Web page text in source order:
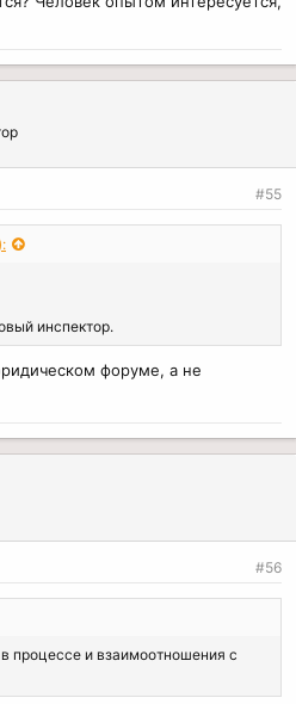
#55
инспектор.
форуме, а не
#56
процессе и взаимоотношения с